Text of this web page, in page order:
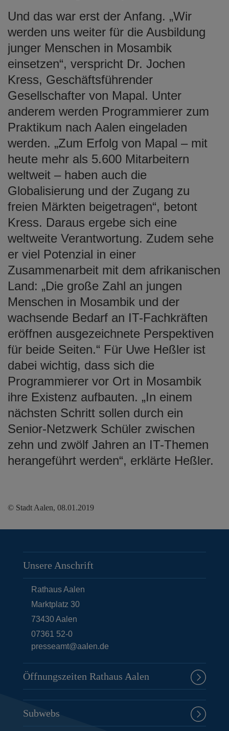
Und das war erst der Anfang. „Wir
werden uns weiter für die Ausbildung
junger Menschen in Mosambik
einsetzen“, verspricht Dr. Jochen
Kress, Geschäftsführender
Gesellschafter von Mapal. Unter
anderem werden Programmierer zum
Praktikum nach Aalen eingeladen
werden. „Zum Erfolg von Mapal – mit
heute mehr als 5.600 Mitarbeitern
weltweit – haben auch die
Globalisierung und der Zugang zu
freien Märkten beigetragen“, betont
Kress. Daraus ergebe sich eine
weltweite Verantwortung. Zudem sehe
er viel Potenzial in einer
Zusammenarbeit mit dem afrikanischen
Land: „Die große Zahl an jungen
Menschen in Mosambik und der
wachsende Bedarf an IT-Fachkräften
eröffnen ausgezeichnete Perspektiven
für beide Seiten.“ Für Uwe Heßler ist
dabei wichtig, dass sich die
Programmierer vor Ort in Mosambik
ihre Existenz aufbauten. „In einem
nächsten Schritt sollen durch ein
Senior-Netzwerk Schüler zwischen
zehn und zwölf Jahren an IT-Themen
herangeführt werden“, erklärte Heßler.
© Stadt Aalen, 08.01.2019
Unsere Anschrift
Rathaus Aalen
Marktplatz 30
73430Aalen
07361 52-0
presseamt@aalen.de
Öffnungszeiten Rathaus Aalen
Subwebs